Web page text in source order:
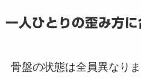
一人ひとりの歪み方
骨盤の状態は全員異なり